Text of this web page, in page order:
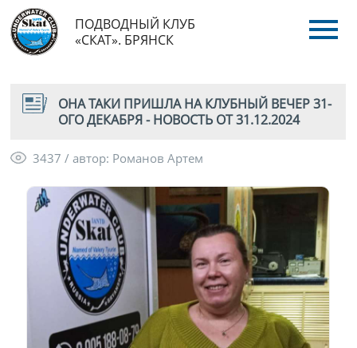
ПОДВОДНЫЙ КЛУБ
«СКАТ». БРЯНСК
ОНА ТАКИ ПРИШЛА НА КЛУБНЫЙ ВЕЧЕР 31-
ОГО ДЕКАБРЯ - НОВОСТЬ ОТ 31.12.2024
3437 / автор: Романов Артем